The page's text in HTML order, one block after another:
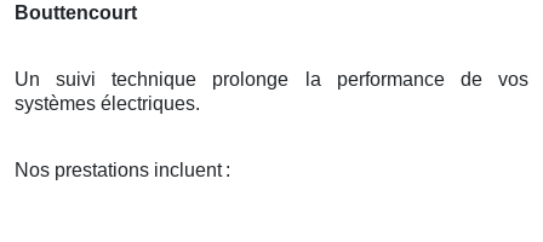
Bouttencourt
Un suivi technique prolonge la performance de vos
systèmes électriques.
Nos prestations incluent :